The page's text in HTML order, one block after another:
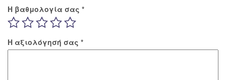
Η βαθμολογία σας *
Η αξιολόγησή σας *